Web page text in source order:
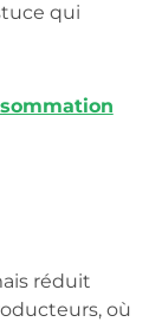
qui
réduit
où